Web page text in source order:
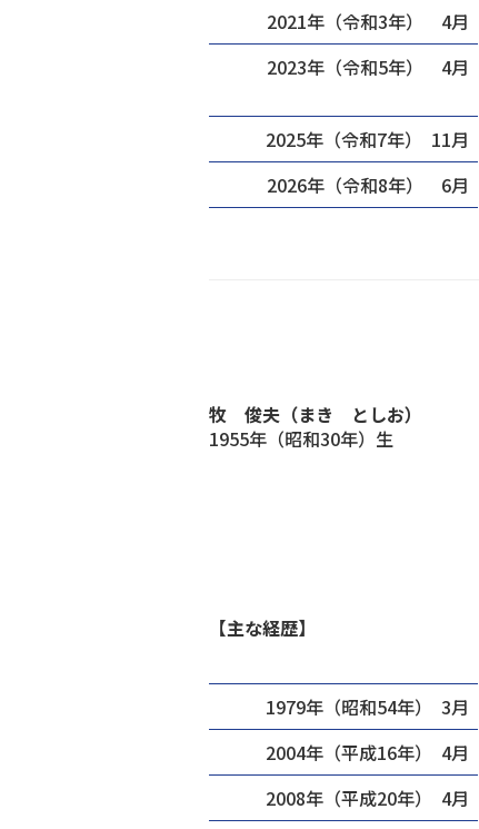
2021年（令和3年） 4月
2023年（令和5年） 4月
2025年（令和7年） 11月
2026年（令和8年） 6月
牧 俊夫（まき としお）
1955年（昭和30年）生
【主な経歴】
1979年（昭和54年） 3月
2004年（平成16年） 4月
2008年（平成20年） 4月